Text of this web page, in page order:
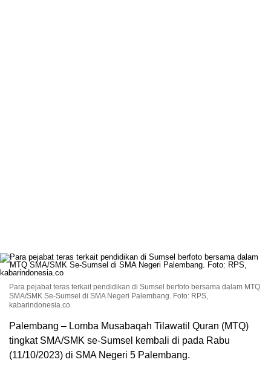
Para pejabat teras terkait pendidikan di Sumsel berfoto bersama dalam MTQ
SMA/SMK Se-Sumsel di SMA Negeri Palembang. Foto: RPS,
kabarindonesia.co
Palembang – Lomba Musabaqah Tilawatil Quran (MTQ)
tingkat SMA/SMK se-Sumsel kembali di pada Rabu
(11/10/2023) di SMA Negeri 5 Palembang.